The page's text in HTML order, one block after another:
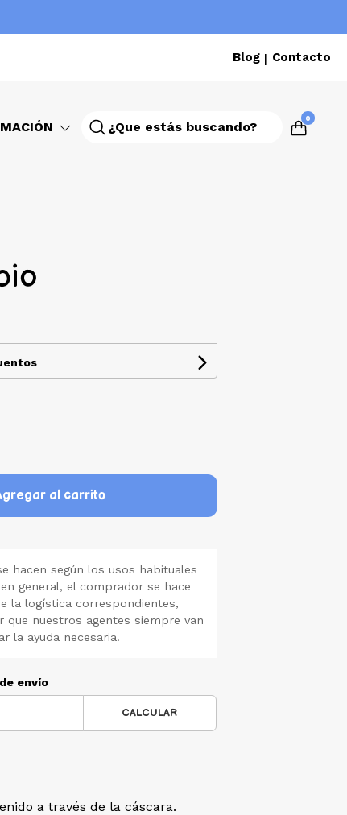
Blog | Contacto
0
a través de la cáscara.
al carrito
hacen según los usos habituales
general, el comprador se hace
la logística correspondientes,
que nuestros agentes siempre van
la ayuda necesaria.
envío
CALCULAR